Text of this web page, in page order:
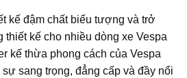
kế đậm chất biểu tượng và trở
thiết kế cho nhiều dòng xe Vespa
kế thừa phong cách của Vespa
sang trọng, đẳng cấp và đầy nổi